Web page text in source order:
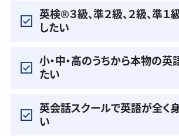
英検®️３級、準２級、２級、準１
したい
小・中・高のうちから本物の
たい
英会話スクールで英語が全く
い